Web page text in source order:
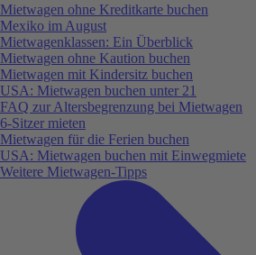
Mietwagen ohne Kreditkarte buchen
Mexiko im August
Mietwagenklassen: Ein Überblick
Mietwagen ohne Kaution buchen
Mietwagen mit Kindersitz buchen
USA: Mietwagen buchen unter 21
FAQ zur Altersbegrenzung bei Mietwagen
6-Sitzer mieten
Mietwagen für die Ferien buchen
USA: Mietwagen buchen mit Einwegmiete
Weitere Mietwagen-Tipps